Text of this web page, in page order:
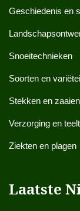
Geschiedenis en
Snoeitechnieken
Soorten en
Stekken en zaaien
Verzorging en teelt
Ziekten en plagen
Laatste